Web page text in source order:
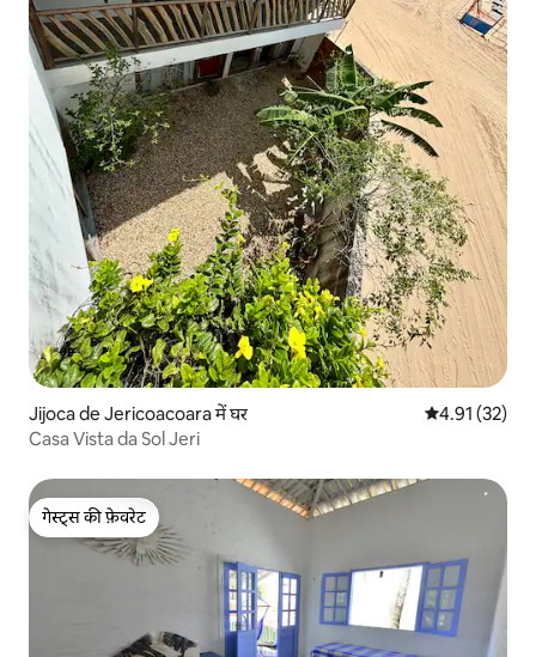
Jijoca de Jericoacoara में घर औसत रेटिंग 5 में
4.91 (32)
Casa Vista da Sol Jeri
गेस्ट्स की फ़ेवरेट
गेस्ट्स की फ़ेवरेट